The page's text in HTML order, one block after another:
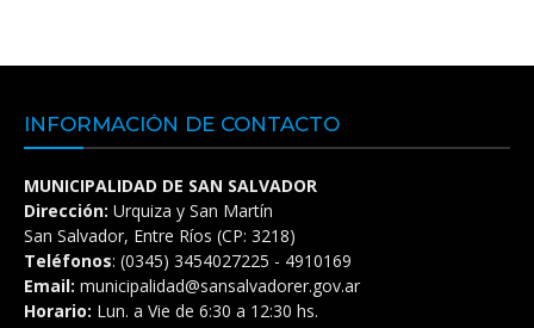
INFORMACIÓN DE CONTACTO
MUNICIPALIDAD DE SAN SALVADOR
Dirección: Urquiza y San Martín
San Salvador, Entre Ríos (CP: 3218)
Teléfonos: (0345) 3454027225 - 4910169
Email: municipalidad@sansalvadorer.gov.ar
Horario: Lun. a Vie de 6:30 a 12:30 hs.